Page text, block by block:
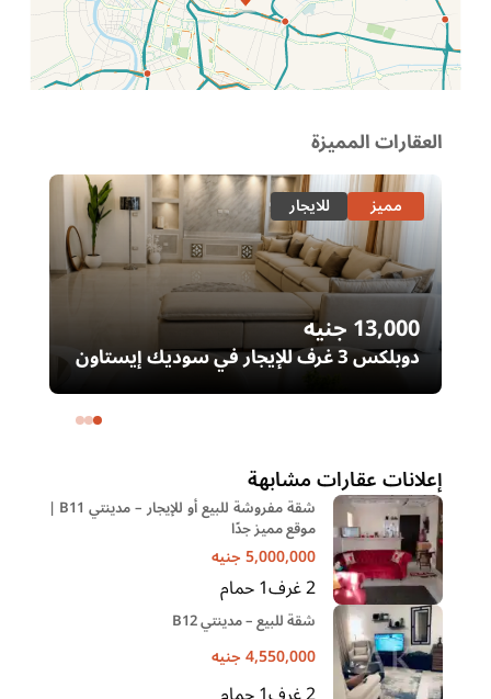
الموقع عل الخريطة
العقارات المميزة
مميز للايجار
13,000جنيه
دوبلكس 3 غرف للإيجار في سوديك إيستاون
– التجمع الخامس | غرفة ناني
إعلانات عقارات مشابهة
شقة مفروشة للبيع أو للإيجار – مدينتي B11 |
موقع مميز جدًا
5,000,000جنيه
2غرف1حمام
شقة للبيع – مدينتي B12
4,550,000جنيه